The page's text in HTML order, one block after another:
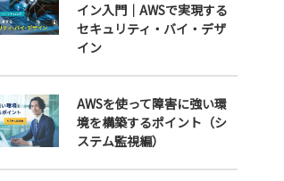
イン入門｜AWSで実現する
セキュリティ・バイ・デザ
イン
AWSを使って障害に強い環
境を構築するポイント（シ
ステム監視編）